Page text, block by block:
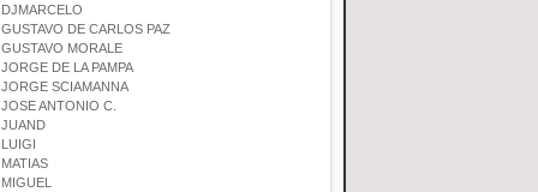
DJMARCELO
GUSTAVO DE CARLOS PAZ
GUSTAVO MORALE
JORGE DE LA PAMPA
JORGE SCIAMANNA
JOSE ANTONIO C.
JUAND
LUIGI
MATIAS
MIGUEL